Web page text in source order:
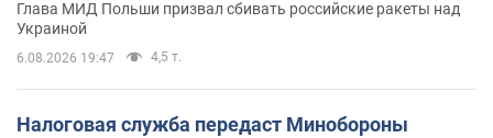
Глава МИД Польши призвал сбивать российские ракеты над
Украиной
6.08.2026 19:47 4,5 т.
Налоговая служба передаст Минобороны